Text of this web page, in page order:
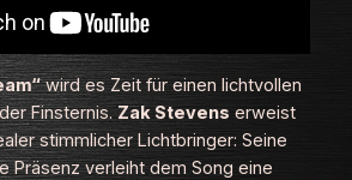
wird es Zeit für einen lichtvollen
Finsternis.Zak Stevens erweist
stimmlicher Lichtbringer: Seine
Präsenz verleiht dem Song eine